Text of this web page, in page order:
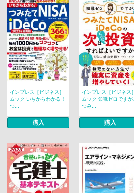
インプレス［ビジネス］
ムック いちからわかる！
つ...
購入
インプレス［ビジネス］
ムック 知識ゼロですが
つみ...
購入